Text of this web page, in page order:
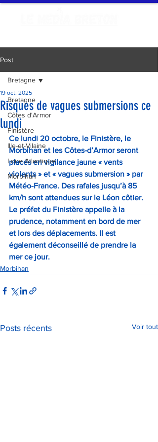
Post
Bretagne
Côtes d'Armor
Finistère
Ille-et-Vilaine
Loire Atlantique
Morbihan
Bretagne
Risques de vagues submersions ce
lundi
19 oct. 2025
Ce lundi 20 octobre, le Finistère, le
Morbihan et les Côtes-d’Armor seront
placés en vigilance jaune « vents
violents » et « vagues submersion » par
Météo-France. Des rafales jusqu’à 85
km/h sont attendues sur le Léon côtier.
Le préfet du Finistère appelle à la
prudence, notamment en bord de mer
et lors des déplacements. Il est
également déconseillé de prendre la
mer ce jour.
Morbihan
Posts récents Voir tout